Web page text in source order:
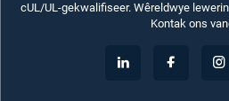
cUL/UL-gekwalifiseer. Wêreldwye
Kontak ons